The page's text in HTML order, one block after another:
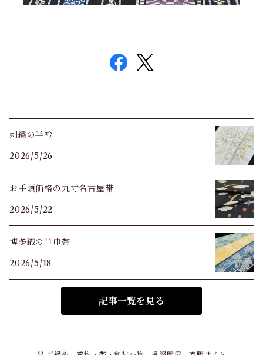
刺繍の半衿
2026/5/26
お手頃価格の九寸名古屋帯
2026/5/22
博多織の半巾帯
2026/5/18
記事一覧を見る